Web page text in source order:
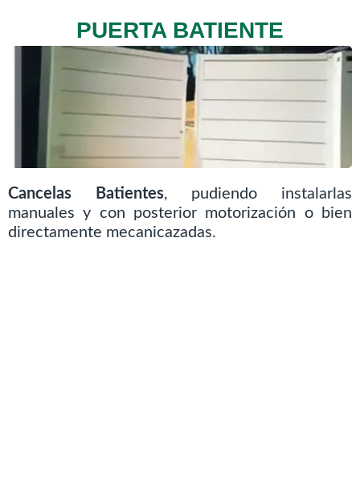
PUERTA BATIENTE
Cancelas Batientes, pudiendo instalarlas
manuales y con posterior motorización o bien
directamente mecanicazadas.